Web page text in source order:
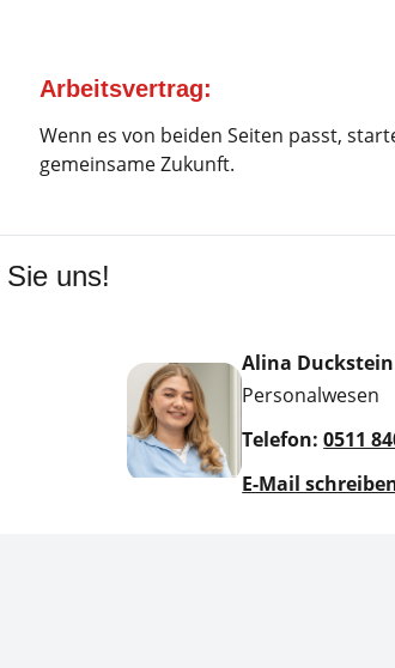
Arbeitsvertrag:
Wenn es von beiden Seiten passt,
gemeinsame Zukunft.
uns!
Alina Duckstein
Personalwesen
Telefon:0511
E-Mail